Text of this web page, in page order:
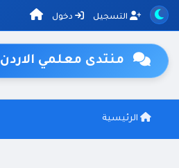
التسجيل دخول
منتدى معلمي الاردن
الرئيسية